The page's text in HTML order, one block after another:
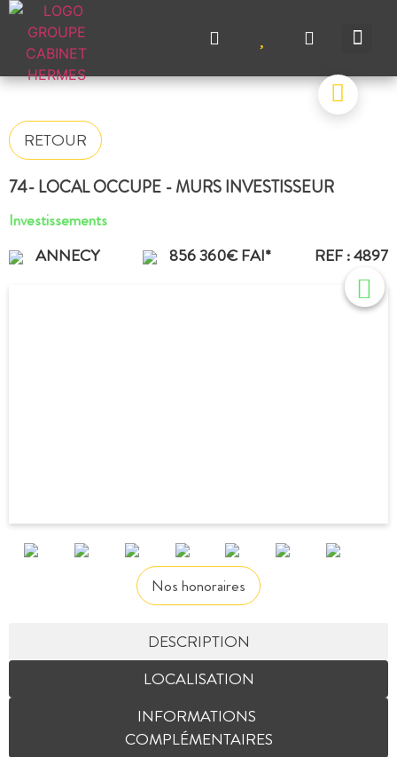
RETOUR
74- LOCAL OCCUPE - MURS INVESTISSEUR
Investissements
ANNECY
856 360€ FAI* REF : 4897
Nos honoraires
DESCRIPTION
LOCALISATION
INFORMATIONS
COMPLÉMENTAIRES